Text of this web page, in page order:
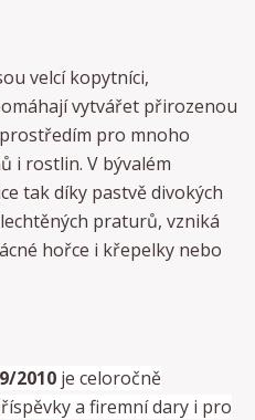
velcí kopytníci,
vytvářet přirozenou
pro mnoho
i rostlin. V bývalém
tak díky pastvě divokých
praturů, vzniká
hořce i křepelky nebo
2010 je celoročně
a firemní dary i pro